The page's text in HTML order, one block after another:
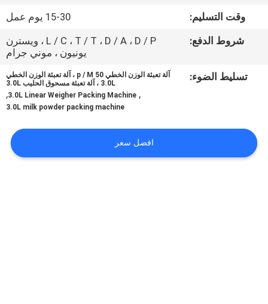
اتصل
أخبار
اطلب
وقت التسليم:
15-30 يوم عمل
شروط الدفع:
L / C ، T / T ، D / A ، D / P ، ويسترن
يونيون ، موني جرام
تسليط الضوء:
آلة تعبئة الوزن الخطي 50 p / M ، آلة تعبئة الوزن الخطي
3.0L ، آلة تعبئة مسحوق الحليب 3.0L
,
3.0L Linear Weigher Packing Machine
,
3.0L milk powder packing machine
افضل سعر